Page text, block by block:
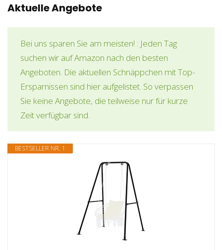
Aktuelle Angebote
Bei uns sparen Sie am meisten! : Jeden Tag
suchen wir auf Amazon nach den besten
Angeboten. Die aktuellen Schnäppchen mit Top-
Ersparnissen sind hier aufgelistet. So verpassen
Sie keine Angebote, die teilweise nur für kurze
Zeit verfügbar sind.
BESTSELLER NR. 1